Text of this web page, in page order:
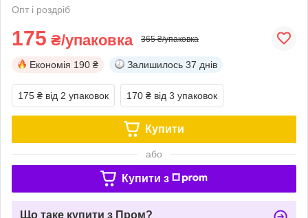
Опт і роздріб
175 ₴/упаковка 365 ₴/упаковка
Економія 190 ₴ Залишилось 37 днів
175 ₴ від 2 упаковок 170 ₴ від 3 упаковок
Купити
або
Купити з
Що таке купити з Пром?